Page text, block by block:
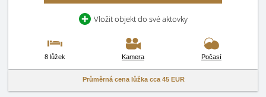
Vložit objekt do své aktovky
8 lůžek Kamera Počasí
Průměrná cena lůžka cca 45 EUR